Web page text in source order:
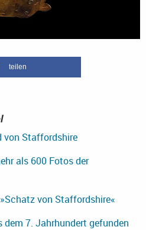
teilen
von Staffordshire
als 600 Fotos der
von Staffordshire«
7. Jahrhundert gefunden